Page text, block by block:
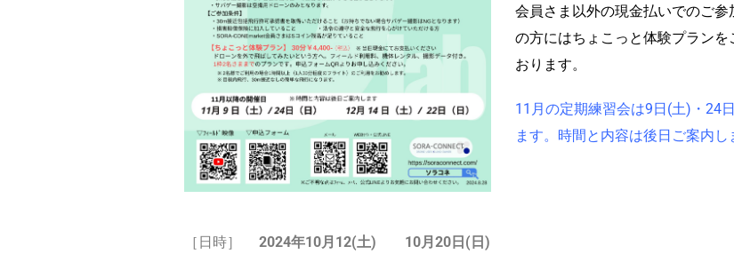
会員さま以外の現金払いでのご
の方にはちょこっと体験プラン
おります。
11月の定期練習会は9日(土)・24
ます。時間と内容は後日ご案内し
［日時］ 2024年10月12(土) 10月20日(日)